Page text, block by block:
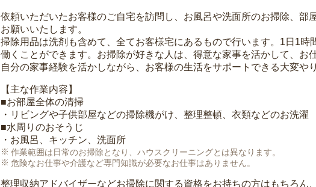
依頼いただいたお客様のご自宅を訪問し、お風呂や洗面所のお掃除、部
お願いいたします。
掃除用品は洗剤も含めて、全てお客様宅にあるもので行います。1日1時
働くことができます。お掃除が好きな人は、得意な家事を活かして、お
自分の家事経験を活かしながら、お客様の生活をサポートできる大変や
【主な作業内容】
■お部屋全体の清掃
・リビングや子供部屋などの掃除機がけ、整理整頓、衣類などのお洗濯
■水周りのおそうじ
・お風呂、キッチン、洗面所
作業範囲は日常のお掃除となり、ハウスクリーニングとは異なります。
危険なお仕事や介護など専門知識が必要なお仕事はありません。
整理収納アドバイザーなどお掃除に関する資格をお持ちの方はもちろん